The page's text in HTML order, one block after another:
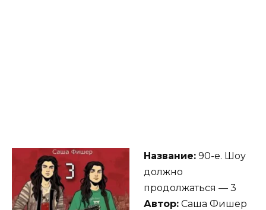
Название: 90-е. Шоу
должно
продолжаться — 3
Автор: Саша Фишер